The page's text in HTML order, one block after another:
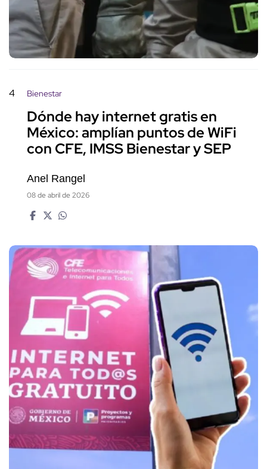
4 Bienestar
Dónde hay internet gratis en
México: amplían puntos de WiFi
con CFE, IMSS Bienestar y SEP
Anel Rangel
08 de abril de 2026